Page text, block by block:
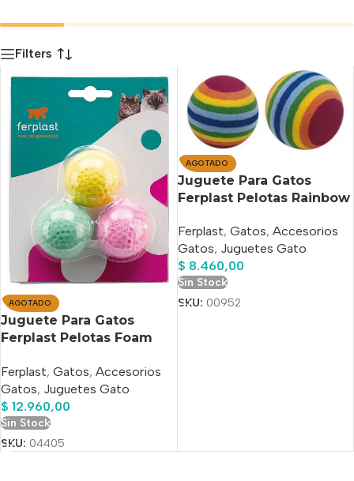
Filters
AGOTADO
Juguete Para Gatos
Ferplast Pelotas Foam
Ferplast, Gatos, Accesorios
Gatos, Juguetes Gato
$ 12.960,00
Sin Stock
SKU: 04405
AGOTADO
Juguete Para Gatos
Ferplast Pelotas Rainbow
Ferplast, Gatos, Accesorios
Gatos, Juguetes Gato
$ 8.460,00
Sin Stock
SKU: 00952